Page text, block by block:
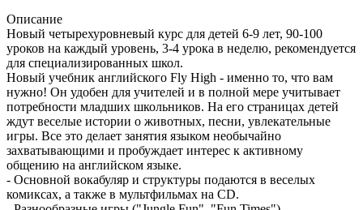
Описание
Новый четырехуровневый курс для детей 6-9 лет, 90-100
уроков на каждый уровень, 3-4 урока в неделю, рекомендуется
для специализированных школ.
Новый учебник английского Fly High - именно то, что вам
нужно! Он удобен для учителей и в полной мере учитывает
потребности младших школьников. На его страницах детей
ждут веселые истории о животных, песни, увлекательные
игры. Все это делает занятия языком необычайно
захватывающими и пробуждает интерес к активному
общению на английском языке.
- Основной вокабуляр и структуры подаются в веселых
комиксах, а также в мультфильмах на CD.